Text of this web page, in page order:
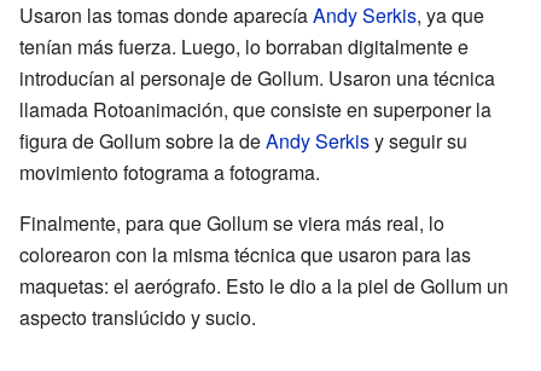
Usaron las tomas donde aparecíaAndy Serkis, ya que
tenían más fuerza. Luego, lo borraban digitalmente e
introducían al personaje de Gollum. Usaron una técnica
llamada Rotoanimación, que consiste en superponer la
figura de Gollum sobre la deAndy Serkisy seguir su
movimiento fotograma a fotograma.
Finalmente, para que Gollum se viera más real, lo
colorearon con la misma técnica que usaron para las
maquetas: el aerógrafo. Esto le dio a la piel de Gollum un
aspecto translúcido y sucio.